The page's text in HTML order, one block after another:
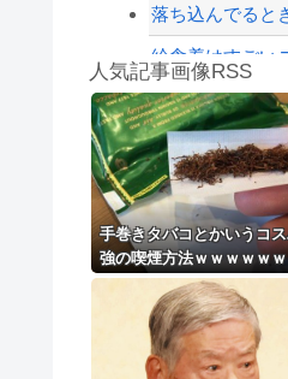
落ち込んでると
給食着はすごい
【第一位】車で
【動画】高速道
8/4のニュース
日本旅行キャン
更新中止のお知
海外「おめでと
人気記事画像RSS
手巻きタバコとかいうコ
強の喫煙方法ｗｗｗｗｗ
ｗｗｗｗｗ